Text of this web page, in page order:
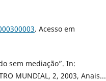
. Acesso em
sem mediação”. In:
MUNDIAL, 2, 2003, Anais...